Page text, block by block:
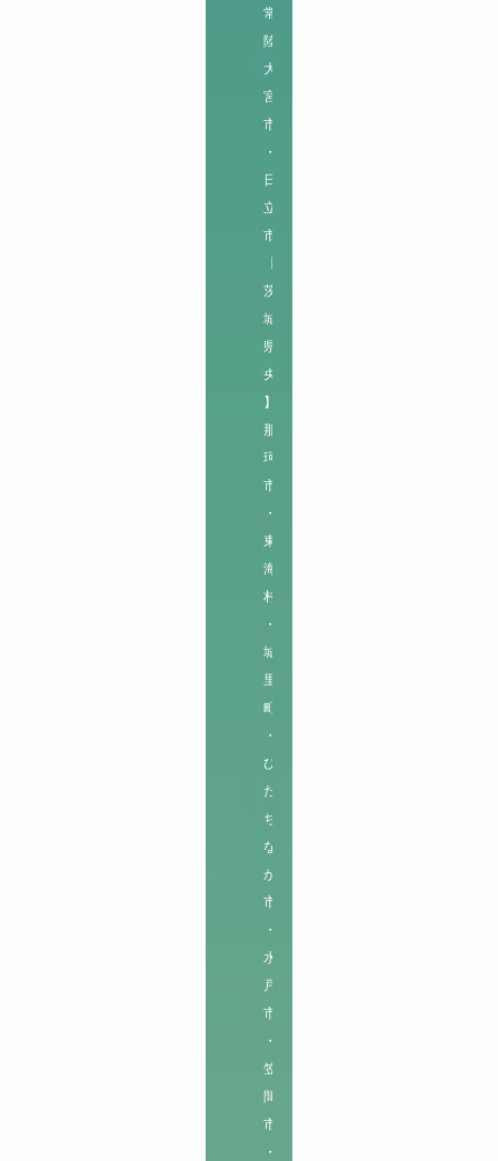
常
陸
大
宮
市
・
日
立
市
茨
城
県
央
】
那
珂
市
・
東
海
村
・
城
里
町
・
ひ
た
ち
な
か
市
・
水
戸
市
・
笠
間
市
・